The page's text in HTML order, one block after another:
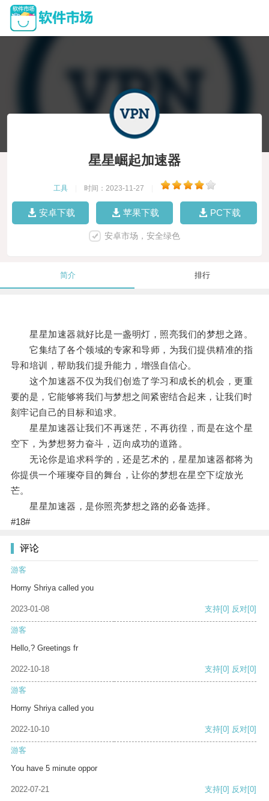
星星崛起加速器
工具 时间：2023-11-27
安卓下载 苹果下载 PC下载
安卓市场，安全绿色
简介 排行
星星加速器就好比是一盏明灯，照亮我们的梦想之路。
它集结了各个领域的专家和导师，为我们提供精准的指
导和培训，帮助我们提升能力，增强自信心。
这个加速器不仅为我们创造了学习和成长的机会，更重
要的是，它能够将我们与梦想之间紧密结合起来，让我们时
刻牢记自己的目标和追求。
星星加速器让我们不再迷茫，不再彷徨，而是在这个星
空下，为梦想努力奋斗，迈向成功的道路。
无论你是追求科学的，还是艺术的，星星加速器都将为
你提供一个璀璨夺目的舞台，让你的梦想在星空下绽放光
芒。
星星加速器，是你照亮梦想之路的必备选择。
#18#
评论
游客
Horny Shriya called you
2023-01-08 支持[0] 反对[0]
游客
Hello,? Greetings fr
2022-10-18 支持[0] 反对[0]
游客
Horny Shriya called you
2022-10-10 支持[0] 反对[0]
游客
You have 5 minute oppor
2022-07-21 支持[0] 反对[0]